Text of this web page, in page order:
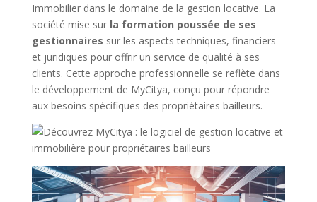
Immobilier dans le domaine de la gestion locative. La
société mise sur la formation poussée de ses
gestionnaires sur les aspects techniques, financiers
et juridiques pour offrir un service de qualité à ses
clients. Cette approche professionnelle se reflète dans
le développement de MyCitya, conçu pour répondre
aux besoins spécifiques des propriétaires bailleurs.